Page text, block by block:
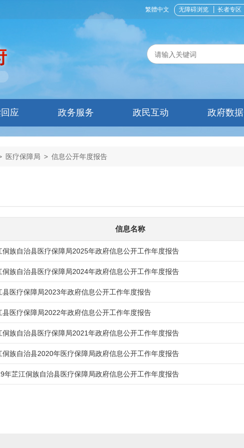
繁體中文 无障碍浏览 长者专区
应 政务服务 政民互动 政府数据
医疗保障局 > 信息公开年度报告
信息名称
侗族自治县医疗保障局2025年政府信息公开工作年度报告
侗族自治县医疗保障局2024年政府信息公开工作年度报告
县医疗保障局2023年政府信息公开工作年度报告
县医疗保障局2022年政府信息公开工作年度报告
侗族自治县医疗保障局2021年政府信息公开工作年度报告
侗族自治县2020年医疗保障局政府信息公开工作年度报告
年芷江侗族自治县医疗保障局政府信息公开工作年度报告